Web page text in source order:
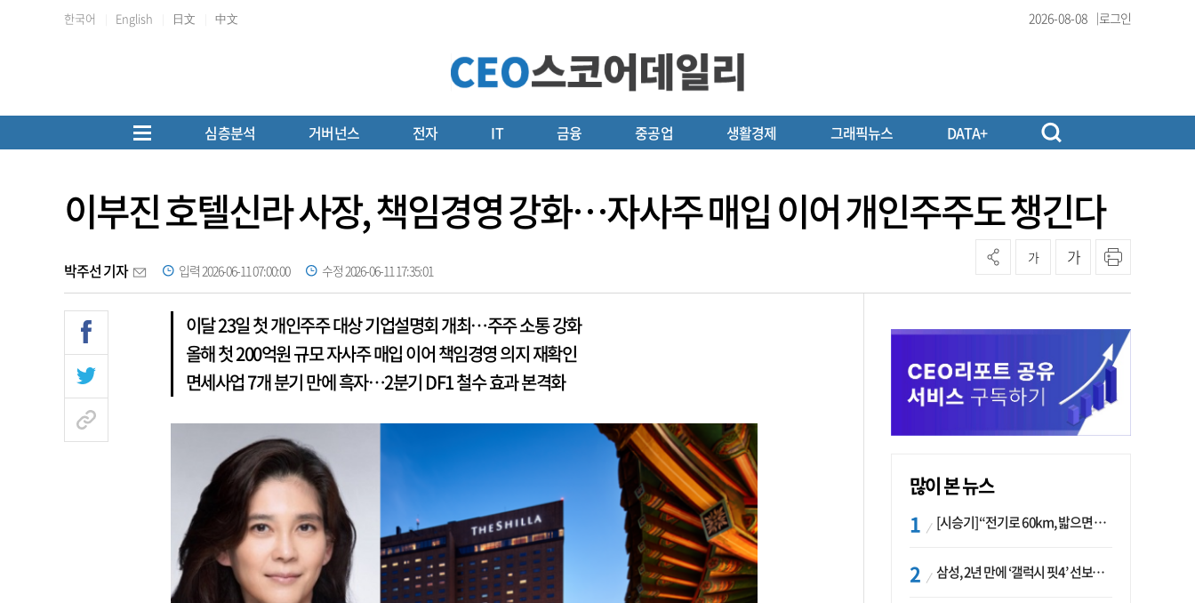
한국어 English 日文 中文 2026-08-08 로그인
심층분석 거버넌스 전자 IT 금융 중공업 생활경제 그래픽뉴스 DATA+
이부진 호텔신라 사장, 책임경영 강화…자사주 매입 이어 개인주주도 챙긴다
박주선 기자 입력 2026-06-11 07:00:00 수정 2026-06-11 17:35:01
가 가
이달 23일 첫 개인주주 대상 기업설명회 개최…주주 소통 강화
올해 첫 200억원 규모 자사주 매입 이어 책임경영 의지 재확인
면세사업 7개 분기 만에 흑자…2분기 DF1 철수 효과 본격화
많이 본 뉴스
[시승기] “전기로 60km, 밟으면 462마력”…볼보 XC60 T8의 두 얼굴
삼성, 2년 만에 ‘갤럭시 핏4’ 선보이나…웨어러블 생태계 확장 ‘시동’